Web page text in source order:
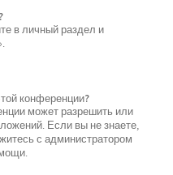
в личный раздел и
конференции?
может разрешить или
Если вы не знаете,
с администратором